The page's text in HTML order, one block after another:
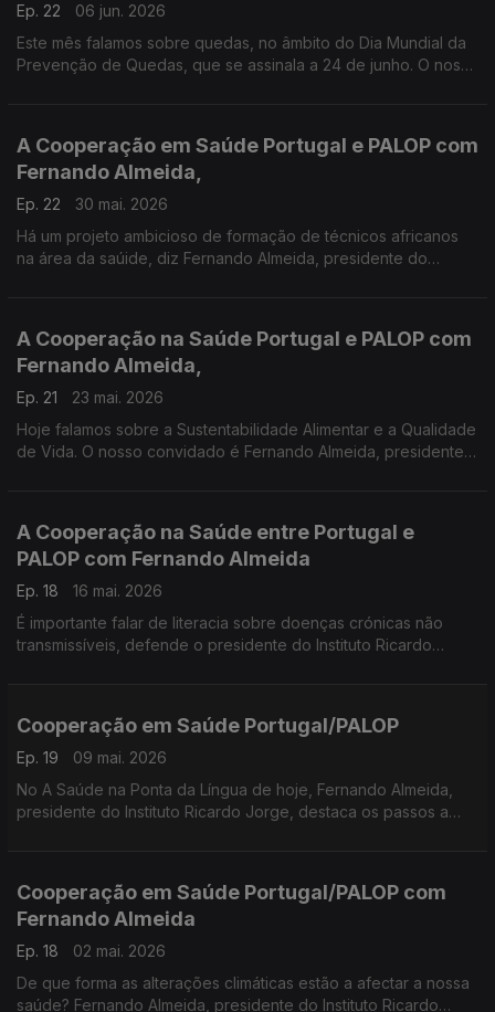
Ep. 22
06 jun. 2026
Este mês falamos sobre quedas, no âmbito do Dia Mundial da
Prevenção de Quedas, que se assinala a 24 de junho. O nosso
A Cooperação em Saúde Portugal e PALOP com
Fernando Almeida,
Ep. 22
30 mai. 2026
Há um projeto ambicioso de formação de técnicos africanos
na área da saúide, diz Fernando Almeida, presidente do
A Cooperação na Saúde Portugal e PALOP com
Fernando Almeida,
Ep. 21
23 mai. 2026
Hoje falamos sobre a Sustentabilidade Alimentar e a Qualidade
de Vida. O nosso convidado é Fernando Almeida, presidente
A Cooperação na Saúde entre Portugal e
PALOP com Fernando Almeida
Ep. 18
16 mai. 2026
É importante falar de literacia sobre doenças crónicas não
transmissíveis, defende o presidente do Instituto Ricardo
Cooperação em Saúde Portugal/PALOP
Ep. 19
09 mai. 2026
No A Saúde na Ponta da Língua de hoje, Fernando Almeida,
presidente do Instituto Ricardo Jorge, destaca os passos a
Cooperação em Saúde Portugal/PALOP com
Fernando Almeida
Ep. 18
02 mai. 2026
De que forma as alterações climáticas estão a afectar a nossa
saúde? Fernando Almeida, presidente do Instituto Ricardo